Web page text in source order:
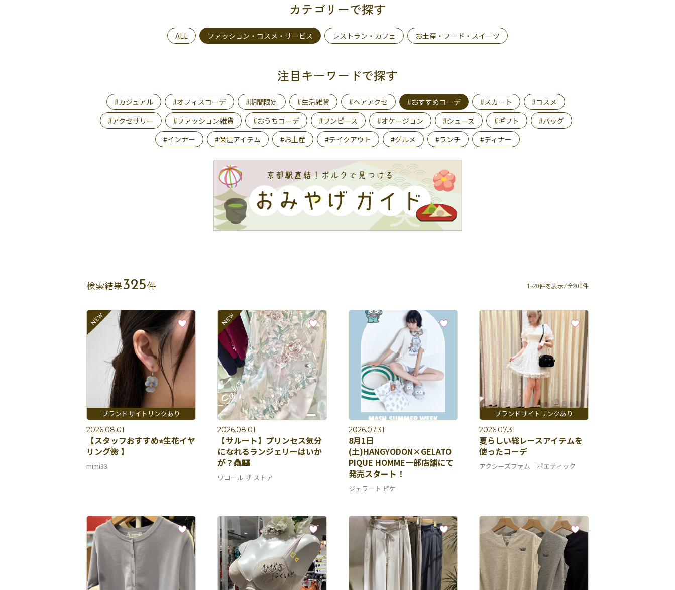
カテゴリーで探す
ALL ファッション・コスメ・サービス レストラン・カフェ お土産・フード・スイーツ
注目キーワードで探す
#カジュアル #オフィスコーデ #期間限定 #生活雑貨 #ヘアアクセ #おすすめコーデ #スカート
#コスメ
#アクセサリー
#ファッション雑貨 #おうちコーデ #ワンピース #オケージョン #シューズ #ギフト
#バッグ
#インナー
#保湿アイテム #お土産 #テイクアウト #グルメ #ランチ #ディナー
検索結果325件 1~20件を表示/全200件
2026.08.01
【スタッフおすすめ⭐︎生花イヤ
リング🌺 】
mimi33
2026.08.01
【サルート】プリンセス気分
になれるランジェリーはいか
が？👸🏰
ワコール ザ ストア
2026.07.31
8月1日
(土)HANGYODON×GELATO
PIQUE HOMME一部店舗にて
発売スタート！
ジェラート ピケ
2026.07.31
夏らしい総レースアイテムを
使ったコーデ
アクシーズファム ポエティック